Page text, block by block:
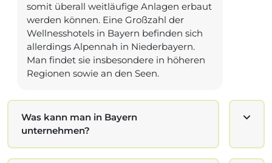
somit überall weitläufige Anlagen erbaut
werden können. Eine Großzahl der
Wellnesshotels in Bayern befinden sich
allerdings Alpennah in Niederbayern.
Man findet sie insbesondere in höheren
Regionen sowie an den Seen.
Was kann man in Bayern
unternehmen?